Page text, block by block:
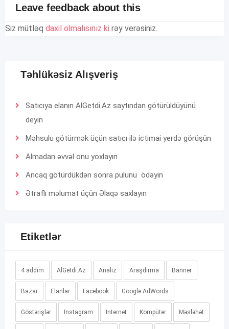
Leave feedback about this
Siz mütləq daxil olmalısınız ki rəy verəsiniz.
Təhlükəsiz Alışveriş
Satıcıya elanın AlGetdi.Az saytından götürüldüyünü
deyin
Məhsulu götürmək üçün satıcı ilə ictimai yerdə görüşün
Almadan əvvəl onu yoxlayın
Ancaq götürdükdən sonra pulunu ödəyin
Ətraflı məlumat üçün Əlaqə saxlayın
Etiketlər
4 addım AlGetdi.Az Analiz Araşdırma Banner
Bazar Elanlar Facebook Google AdWords
Göstərişlər Instagram Internet Kompüter Məsləhət